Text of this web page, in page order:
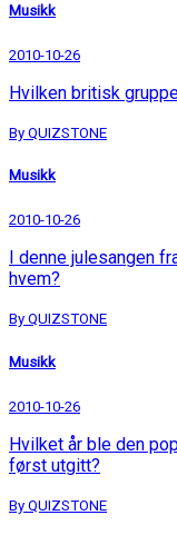
Musikk
2010-10-26
Hvilken britisk
By QUIZSTONE
Musikk
2010-10-26
I denne julesangen
hvem?
By QUIZSTONE
Musikk
2010-10-26
Hvilket år ble den
først utgitt?
By QUIZSTONE